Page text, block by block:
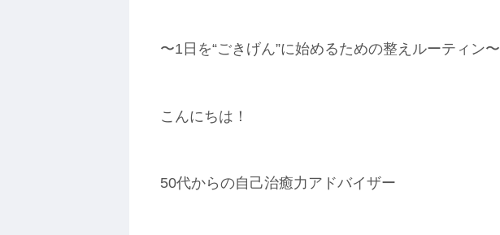
〜1日を“ごきげん”に始めるための整えルーティン〜
こんにちは！
50代からの自己治癒力アドバイザー